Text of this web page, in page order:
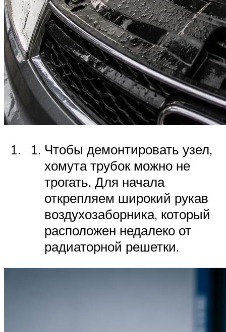
Чтобы демонтировать узел,
хомута трубок можно не
трогать. Для начала
открепляем широкий рукав
воздухозаборника, который
расположен недалеко от
радиаторной решетки.